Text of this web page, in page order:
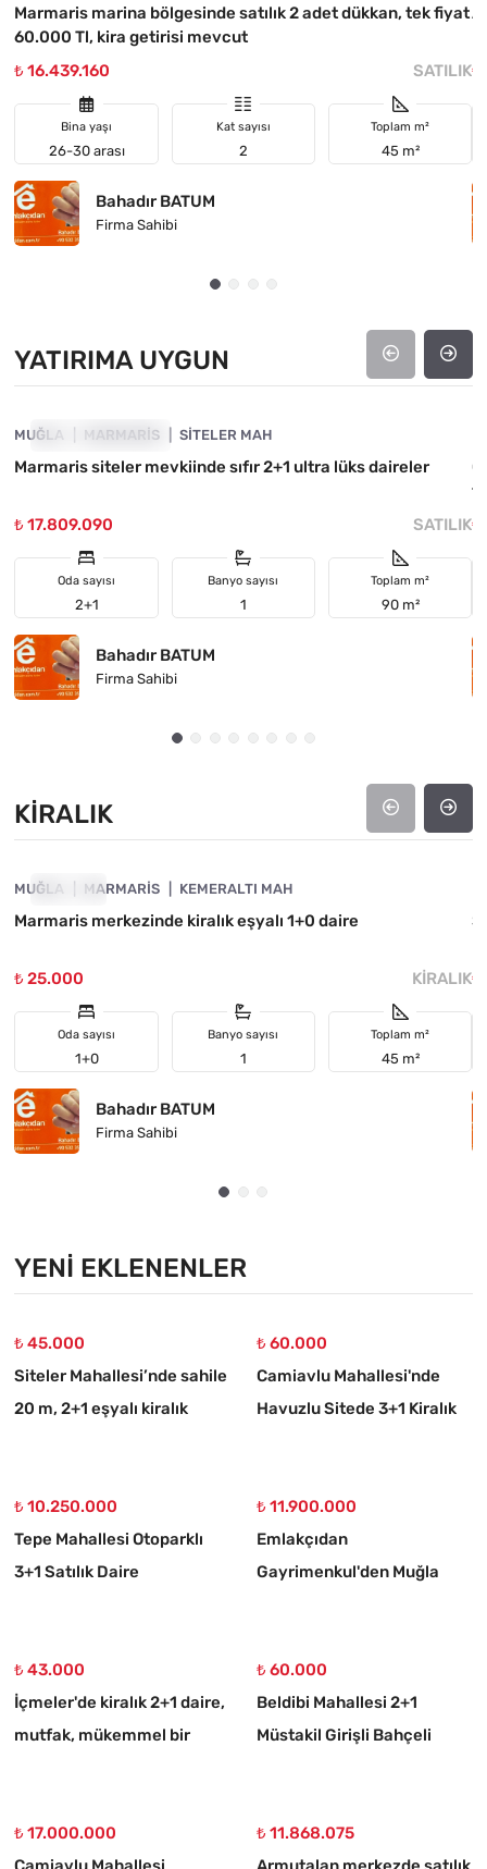
Marmaris marina bölgesinde satılık 2 adet dükkan, tek fiyat
60.000 Tl, kira getirisi mevcut
₺ 16.439.160
SATILIK
Bina yaşı
26-30 arası
Kat sayısı
2
Toplam m²
45 m²
Bahadır BATUM
Firma Sahibi
₺
YATIRIMA UYGUN
YATIRIMA UYGUN
MUĞLA MARMARIS SITELER MAH
Marmaris siteler mevkiinde sıfır 2+1 ultra lüks daireler
₺ 17.809.090 SATILIK
Oda sayısı
2+1
Banyo sayısı
1
Toplam m²
90 m²
Bahadır BATUM
Firma Sahibi
₺
KIRALIK
KIRALIK
MUĞLA MARMARIS KEMERALTI MAH
Marmaris merkezinde kiralık eşyalı 1+0 daire
₺ 25.000 KIRALIK
Oda sayısı
1+0
Banyo sayısı
1
Toplam m²
45 m²
Bahadır BATUM
Firma Sahibi
₺
YENI EKLENENLER
₺ 45.000
Siteler Mahallesi’nde sahile
20 m, 2+1 eşyalı kiralık
₺ 60.000
Camiavlu Mahallesi'nde
Havuzlu Sitede 3+1 Kiralık
₺ 10.250.000
Tepe Mahallesi Otoparklı
3+1 Satılık Daire
₺ 11.900.000
Emlakçıdan
Gayrimenkul'den Muğla
₺ 43.000
İçmeler'de kiralık 2+1 daire,
mutfak, mükemmel bir
₺ 60.000
Beldibi Mahallesi 2+1
Müstakil Girişli Bahçeli
₺ 17.000.000
₺ 11.868.075